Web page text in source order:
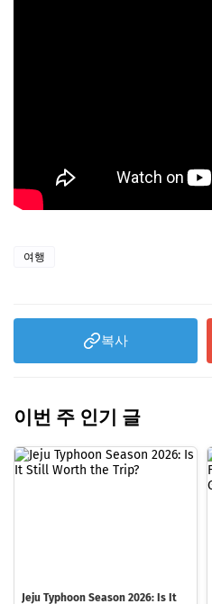
여행
복사
이번 주 인기 글
Jeju Typhoon Season 2026: Is It